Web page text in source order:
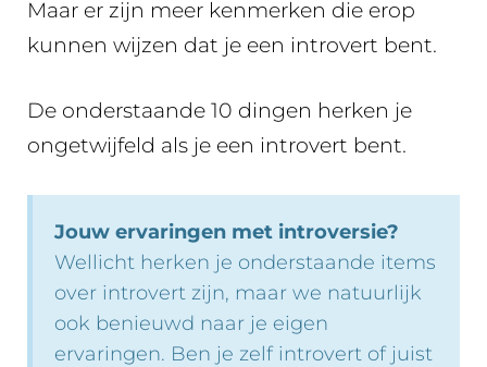
Maar er zijn meer kenmerken die erop
kunnen wijzen dat je een introvert bent.
De onderstaande 10 dingen herken je
ongetwijfeld als je een introvert bent.
Jouw ervaringen met introversie?
Wellicht herken je onderstaande items
over introvert zijn, maar we natuurlijk
ook benieuwd naar je eigen
ervaringen. Ben je zelf introvert of juist